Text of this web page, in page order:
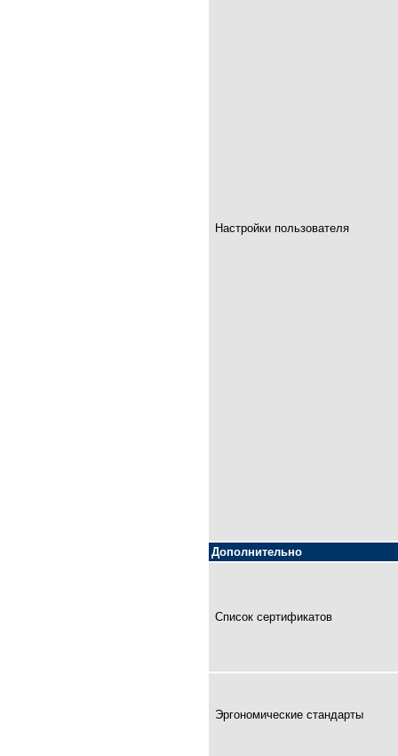
Настройки пользователя
Дополнительно
Список сертификатов
Эргономические стандарты